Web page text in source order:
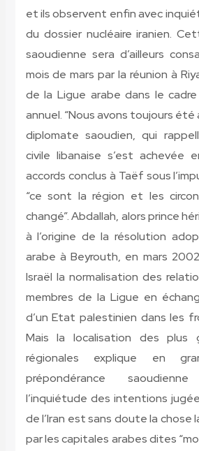
et ils observent enfin avec
du dossier nucléaire iranien.
saoudienne sera d’ailleurs
mois de mars par la réunion à
de la Ligue arabe dans le
annuel. “Nous avons toujours
diplomate saoudien, qui
civile libanaise s’est achevée
accords conclus à Taëf sous
“ce sont la région et les
changé”. Abdallah, alors prince
à l’origine de la résolution
arabe à Beyrouth, en mars
Israël la normalisation des
membres de la Ligue en
d’un Etat palestinien dans les
Mais la localisation des plus
régionales explique en
prépondérance
l’inquiétude des intentions
de l’Iran est sans doute la chose
par les capitales arabes dites